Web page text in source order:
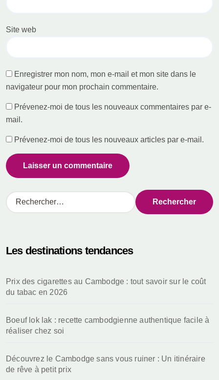
Site web
Enregistrer mon nom, mon e-mail et mon site dans le
navigateur pour mon prochain commentaire.
Prévenez-moi de tous les nouveaux commentaires par e-
mail.
Prévenez-moi de tous les nouveaux articles par e-mail.
R
e
r
e
r
Les destinations tendances
Prix des cigarettes au Cambodge : tout savoir sur le coût
du tabac en 2026
Boeuf lok lak : recette cambodgienne authentique facile à
réaliser chez soi
Découvrez le Cambodge sans vous ruiner : Un itinéraire
de rêve à petit prix